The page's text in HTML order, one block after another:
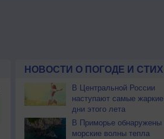
НОВОСТИ О ПОГОДЕ И
В Центральной России
наступают самые жаркие
дни этого лета
В Приморье обнаружены
морские волны тепла